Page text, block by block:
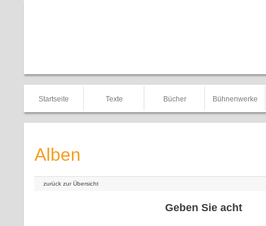
Startseite Texte Bücher Bühnenwerke
Alben
zurück zur Übersicht
Geben Sie acht